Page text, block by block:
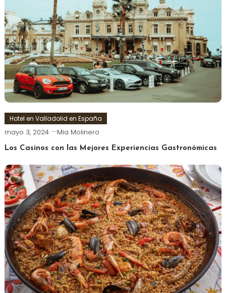
Hotel en Valladolid en España
mayo 3, 2024 Mia Molinero
Los Casinos con las Mejores Experiencias Gastronómicas